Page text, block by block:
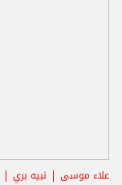
علاء موسى نبيه بري